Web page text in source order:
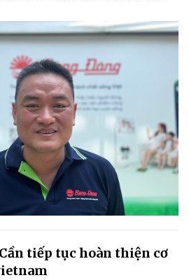
tiếp tục hoàn thiện cơ